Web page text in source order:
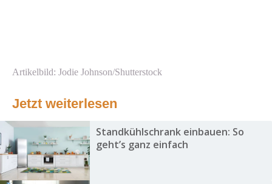
Artikelbild: Jodie Johnson/Shutterstock
Jetzt weiterlesen
Standkühlschrank einbauen: So
geht’s ganz einfach